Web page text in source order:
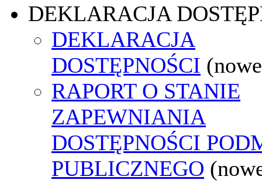
DEKLARACJA
DEKLARACJA
DOSTĘPNOŚCI
RAPORT O STANIE
ZAPEWNIANIA
DOSTĘPNOŚCI
PUBLICZNEGO